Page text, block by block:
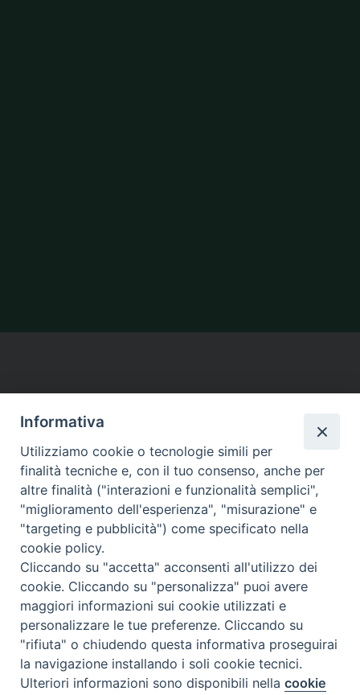
Preferenze Cookie
Informativa
Utilizziamo cookie o tecnologie simili per
finalità tecniche e, con il tuo consenso, anche per
altre finalità ("interazioni e funzionalità semplici",
"miglioramento dell'esperienza", "misurazione" e
"targeting e pubblicità") come specificato nella
cookie policy.
Cliccando su "accetta" acconsenti all'utilizzo dei
cookie. Cliccando su "personalizza" puoi avere
maggiori informazioni sui cookie utilizzati e
personalizzare le tue preferenze. Cliccando su
"rifiuta" o chiudendo questa informativa proseguirai
la navigazione installando i soli cookie tecnici.
Ulteriori informazioni sono disponibili nellacookie